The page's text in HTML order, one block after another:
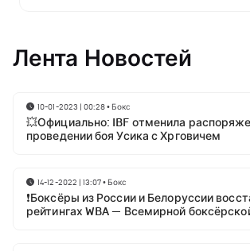
Лента Новостей
10-01-2023 | 00:28• Бокс
💥Официально: IBF отменила
проведении боя Усика с Хрговичем
14-12-2022 | 13:07• Бокс
❗Боксёры из России и Белоруссии
рейтингах WBA — Всемирной